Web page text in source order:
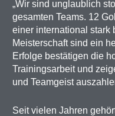
„Wir sind unglaublich
gesamten Teams. 12
einer international stark
Meisterschaft sind ein
Erfolge bestätigen die
Trainingsarbeit und
und Teamgeist
Seit vielen Jahren